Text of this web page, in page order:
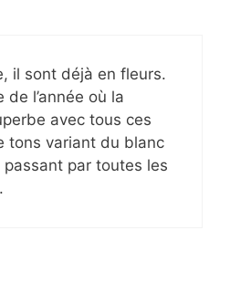
il sont déjà en fleurs.
de l’année où la
avec tous ces
tons variant du blanc
par toutes les